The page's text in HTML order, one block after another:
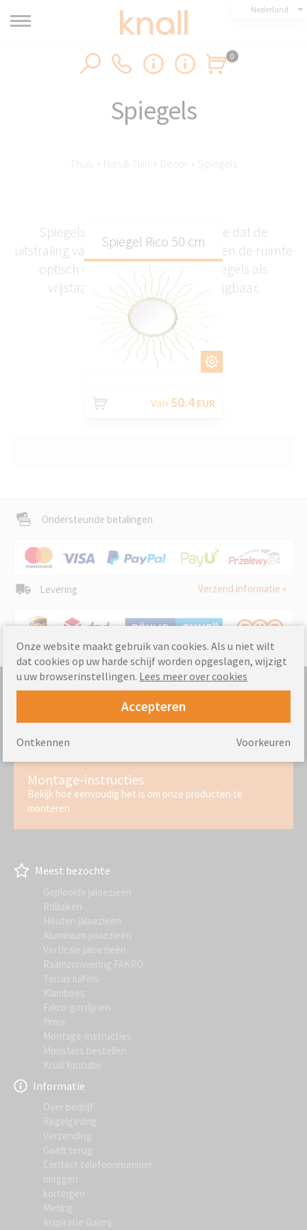
Nederland
0
Spiegels
Thuis › Huis & Tuin › Decor › Spiegels
Spiegels zijn een stijlvol accessoire dat de
uitstraling van een interieur versterkt en de ruimte
optisch vergroot. Zowel wandspiegels als
vrijstaande modellen zijn verkrijgbaar.
AANPASSEN
Spiegel Rico 50 cm
Van 50.4 EUR
Ondersteunde betalingen
Levering Verzend informatie »
Hoe het venster correct te meten
Montage-instructies
Bekijk hoe eenvoudig het is om onze producten te
monteren
Meest bezochte
Geplooide jaloezieën
Rolluiken
Houten jaloezieën
Aluminium jaloezieën
Verticale jaloezieën
Raamzonwering FAKRO
Terras luifels
Klamboes
Fakro-gordijnen
firma
Montage-instructies
Monsters bestellen
Knall Youtube
Informatie
Over bedrijf
Regelgeving
Verzending
Geeft terug
Contact telefoonnummer
bloggen
kortingen
Meting
Inspiratie Galerij
Onze website maakt gebruik van cookies. Als u niet wilt
dat cookies op uw harde schijf worden opgeslagen, wijzigt
u uw browserinstellingen. Lees meer over cookies
Accepteren
Voorkeuren
Ontkennen